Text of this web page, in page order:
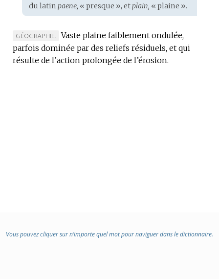
du latin paene, « presque », etplain, « plaine ».
MARQUE
DE
DOMAINE
GÉOGRAPHIE.
Vaste plaine faiblement ondulée,
parfois dominée par des reliefs résiduels, et qui
résulte de l’action prolongée de l’érosion.
Vous pouvez cliquer sur n’importe quel mot pour naviguer dans le dictionnaire.